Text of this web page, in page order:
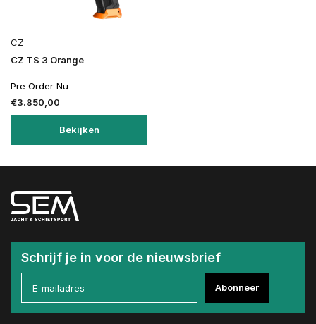
CZ
CZ TS 3 Orange
Pre Order Nu
€3.850,00
Bekijken
Schrijf je in voor de nieuwsbrief
Abonneer